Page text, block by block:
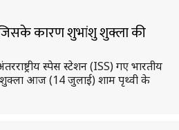
जिसके कारण शुभांशु शुक्ला की
स्पेस स्टेशन (ISS) गए भारतीय
शुक्ला आज (14 जुलाई) शाम पृथ्वी के